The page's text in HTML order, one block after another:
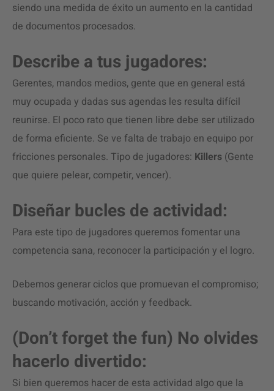
siendo una medida de éxito un aumento en la cantidad
de documentos procesados.
Describe a tus jugadores:
Gerentes, mandos medios, gente que en general está
muy ocupada y dadas sus agendas les resulta difícil
reunirse. El poco rato que tienen libre debe ser utilizado
de forma eficiente. Se ve falta de trabajo en equipo por
fricciones personales. Tipo de jugadores: Killers (Gente
que quiere pelear, competir, vencer).
Diseñar bucles de actividad:
Para este tipo de jugadores queremos fomentar una
competencia sana, reconocer la participación y el logro.
Debemos generar ciclos que promuevan el compromiso;
buscando motivación, acción y feedback.
(Don’t forget the fun) No olvides
hacerlo divertido:
Si bien queremos hacer de esta actividad algo que la